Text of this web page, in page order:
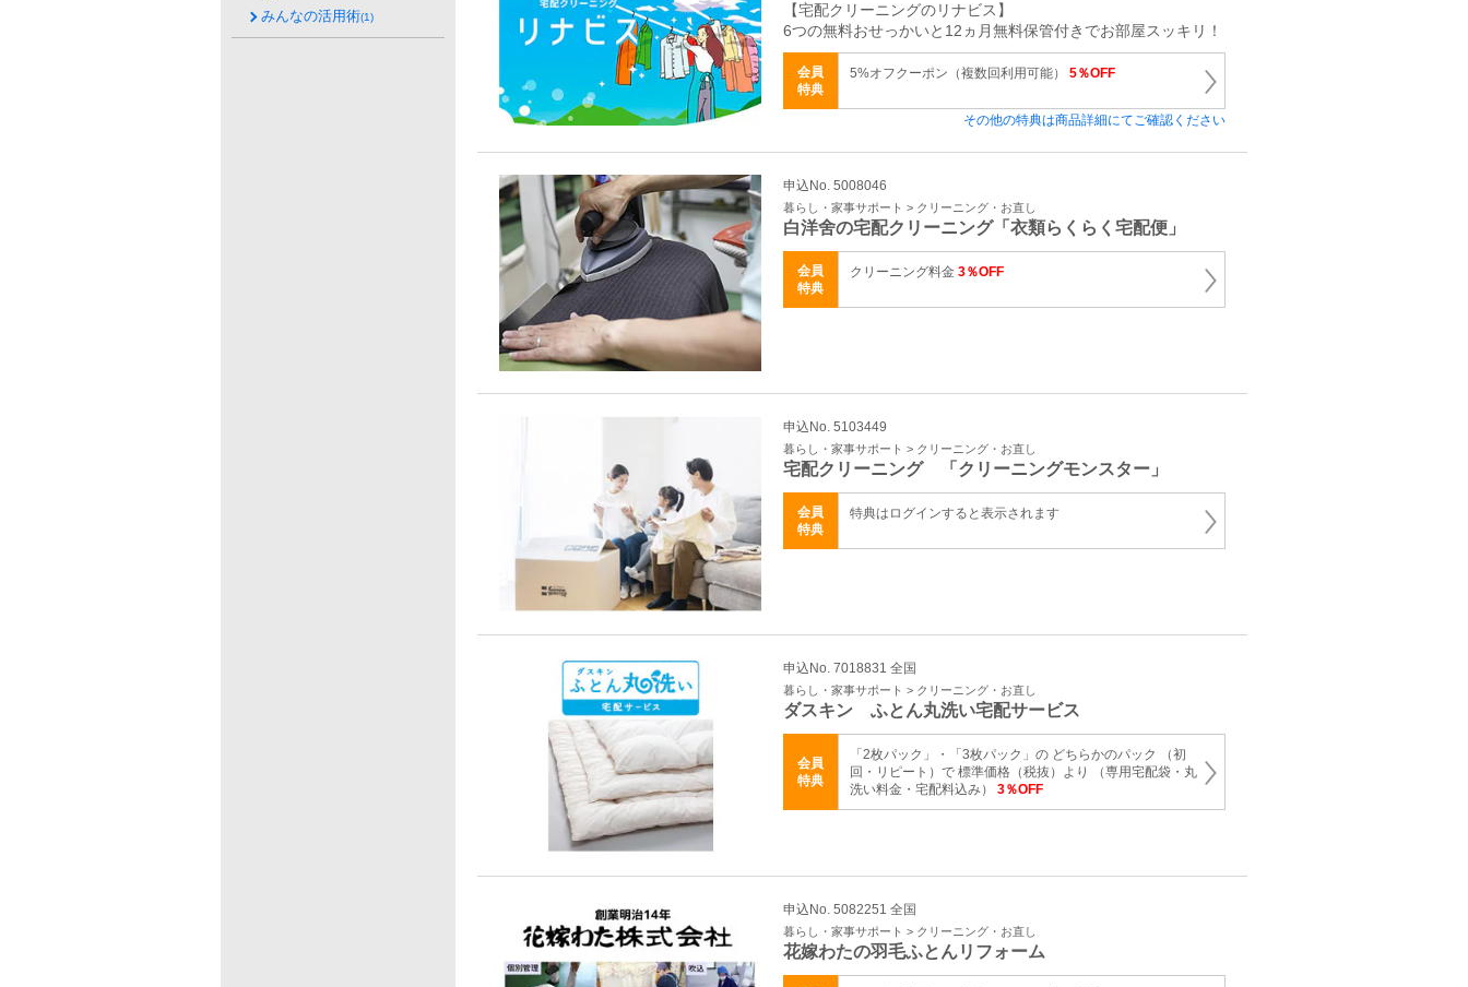
【宅配クリーニングのリナビス】
6つの無料おせっかいと12ヵ月無料保管付きでお部屋スッキリ！
会員
特典
5%オフクーポン（複数回利用可能） 5％OFF
その他の特典は商品詳細にてご確認ください
申込No. 5008046
暮らし・家事サポート > クリーニング・お直し
白洋舍の宅配クリーニング「衣類らくらく宅配便」
会員
特典
クリーニング料金 3％OFF
申込No. 5103449
暮らし・家事サポート > クリーニング・お直し
宅配クリーニング 「クリーニングモンスター」
会員
特典
特典はログインすると表示されます
申込No. 7018831 全国
暮らし・家事サポート > クリーニング・お直し
ダスキン ふとん丸洗い宅配サービス
会員
特典
「2枚パック」・「3枚パック」の どちらかのパック （初
回・リピート）で 標準価格（税抜）より （専用宅配袋・丸
洗い料金・宅配料込み） 3％OFF
申込No. 5082251 全国
暮らし・家事サポート > クリーニング・お直し
花嫁わたの羽毛ふとんリフォーム
みんなの活用術(1)